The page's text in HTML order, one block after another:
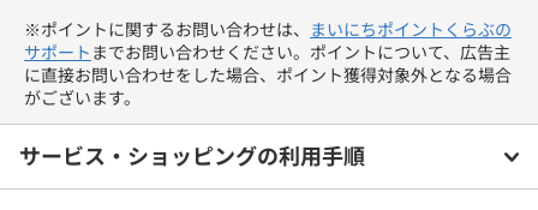
※ポイントに関するお問い合わせは、 まいにちポイントくらぶの
サポート までお問い合わせください。ポイントについて、広告主
に直接お問い合わせをした場合、ポイント獲得対象外となる場合
がございます。
サービス・ショッピングの利用手順